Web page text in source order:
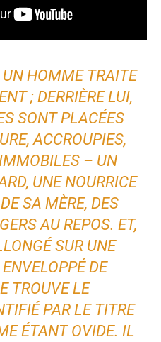
HOMME TRAITE
; DERRIÈRE LUI,
SONT PLACÉES
ACCROUPIES,
– UN
UNE NOURRICE
SA MÈRE, DES
AU REPOS. ET,
SUR UNE
DE
TROUVE LE
PAR LE TITRE
ÉTANT OVIDE. IL